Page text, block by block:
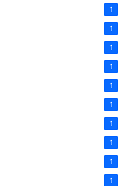
1
1
1
1
1
1
1
1
1
1